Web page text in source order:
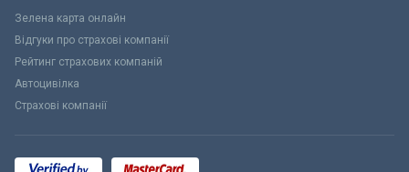
Зелена карта онлайн
Відгуки про страхові компанії
Рейтинг страхових компаній
Автоцивілка
Страхові компанії